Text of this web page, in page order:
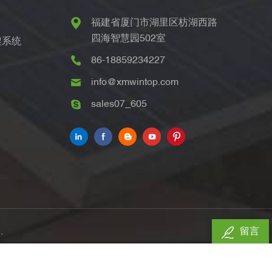
系统
福建省厦门市湖里区枋湖西路
四海智慧园502室
86-18859234227
info@xmwintop.com
sales07_605
留言